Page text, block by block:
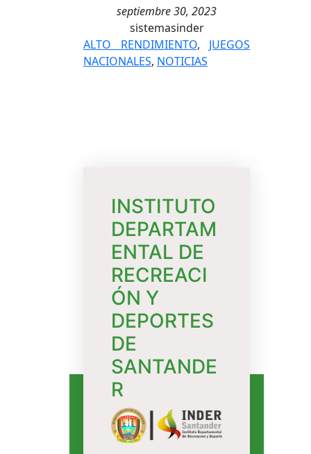
septiembre 30, 2023
sistemasinder
ALTO RENDIMIENTO, JUEGOS
NACIONALES, NOTICIAS
INSTITUTO
DEPARTAM
ENTAL DE
RECREACI
ÓN Y
DEPORTES
DE
SANTANDE
R